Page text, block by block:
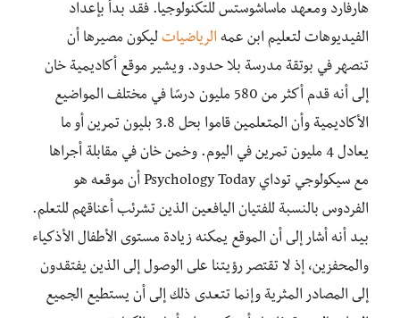
هارفارد ومعهد ماساشوستس للتكنولوجيا. فقد بدأ بإعداد
الفيديوهات لتعليم ابن عمه الرياضيات ليكون مصيرها أن
تنصهر في بوتقة مدرسة بلا حدود. ويشير موقع أكاديمية خان
إلى أنه قدم أكثر من 580 مليون درسًا في مختلف المواضيع
الأكاديمية وأن المتعلمين قاموا بحل 3.8 بليون تمرين أو ما
يعادل 4 مليون تمرين في اليوم. وخمن خان في مقابلة أجراها
مع سيكولوجي توداي Psychology Today أن موقعه هو
الفردوس بالنسبة للفتيان اليافعين الذين تشرئب أعناقهم للتعلم.
بيد أنه أشار إلى أن الموقع يمكنه زيادة مستوى الأطفال الأذكياء
والمحفزين، إذ لا تقتصر رؤيتنا على الوصول إلى الذين يفتقدون
إلى المصادر المثرية وإنما تتعدى ذلك إلى أن يستطيع الجميع